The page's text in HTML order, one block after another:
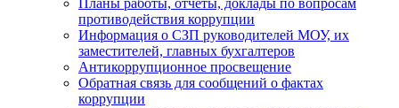
Планы работы, отчеты, доклады по вопросам
противодействия коррупции
Информация о СЗП руководителей МОУ, их
заместителей, главных бухгалтеров
Антикоррупционное просвещение
Обратная связь для сообщений о фактах
коррупции